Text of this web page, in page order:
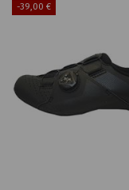
-39,00 €